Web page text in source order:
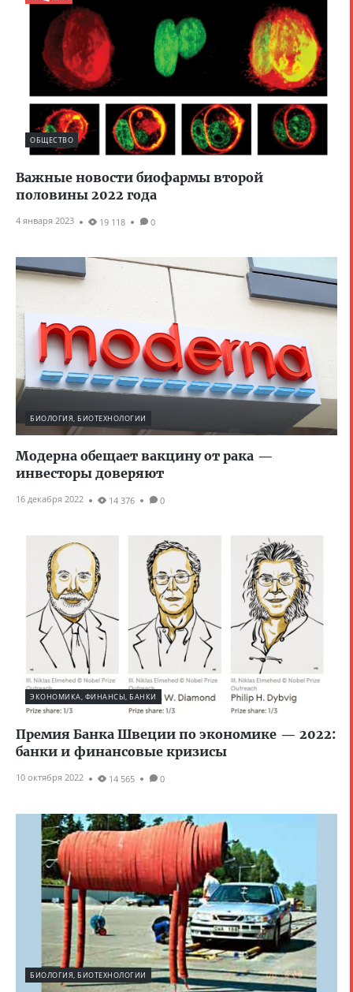
ОБЩЕСТВО
Важные новости биофармы второй
половины 2022 года
4 января 2023 19 118 0
БИОЛОГИЯ, БИОТЕХНОЛОГИИ
Модерна обещает вакцину от рака —
инвесторы доверяют
16 декабря 2022 14 376 0
ЭКОНОМИКА, ФИНАНСЫ, БАНКИ
Премия Банка Швеции по экономике — 2022:
банки и финансовые кризисы
10 октября 2022 14 565 0
БИОЛОГИЯ, БИОТЕХНОЛОГИИ